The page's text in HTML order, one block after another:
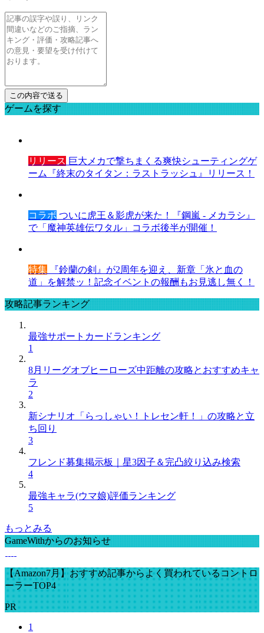
ゲームを探す
リリース 巨大メカで撃ちまくる爽快シューティングゲ
ーム『終末のタイタン：ラストラッシュ』リリース！
コラボ ついに虎王＆影虎が来た！『鋼嵐 - メカラシ』
で「魔神英雄伝ワタル」コラボ後半が開催！
特集 『鈴蘭の剣』が2周年を迎え、新章「氷と血の
道」を解禁ッ！記念イベントの報酬もお見逃し無く！
攻略記事ランキング
最強サポートカードランキング
1
8月リーグオブヒーローズ中距離の攻略とおすすめキャ
ラ
2
新シナリオ「らっしゃい！トレセン軒！」の攻略と立
ち回り
3
フレンド募集掲示板｜星3因子＆完凸絞り込み検索
4
最強キャラ(ウマ娘)評価ランキング
5
もっとみる
GameWithからのお知らせ
【Amazon7月】おすすめ記事からよく買われているコントロ
ーラーTOP4
PR
1